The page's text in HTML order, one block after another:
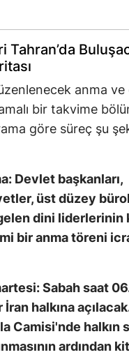
Tahran’da
anma ve
bir takvime
göre süreç şu
Devlet başkanları,
üst düzey
dini liderlerinin
bir anma töreni
Sabah saat
İran halkına
Camisi'nde halkın
ardından